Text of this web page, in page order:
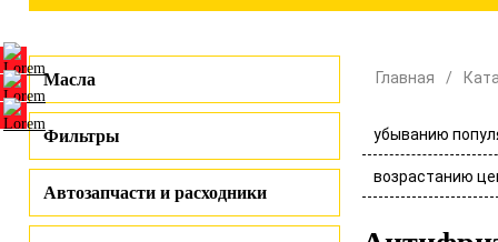
Масла
Фильтры
Автозапчасти и расходники
Главная
убыванию
возрастанию